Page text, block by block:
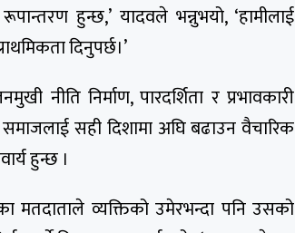
हुन्छ,’ यादवले भन्नुभयो, ‘हामीलाई
दिनुपर्छ।’
नीति निर्माण, पारदर्शिता र प्रभावकारी
समाजलाई सही दिशामा अघि बढाउन वैचारिक
हुन्छ ।
मतदाताले व्यक्तिको उमेरभन्दा पनि उसको